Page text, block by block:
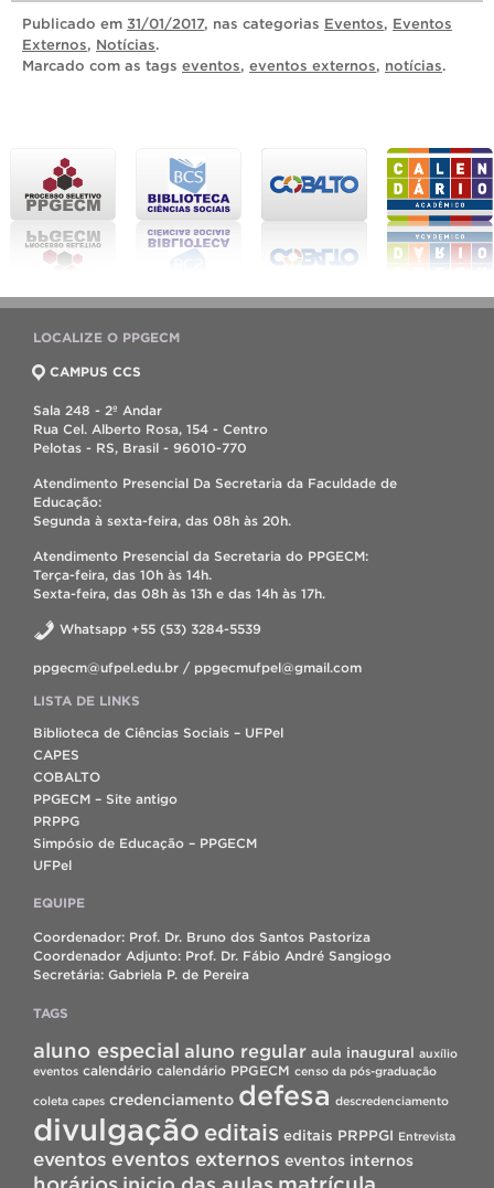
Publicado em 31/01/2017, nas categorias Eventos, Eventos
Externos, Notícias.
Marcado com as tags eventos, eventos externos, notícias.
LOCALIZE O PPGECM
CAMPUS CCS
Sala 248 - 2º Andar
Rua Cel. Alberto Rosa, 154 - Centro
Pelotas - RS, Brasil - 96010-770
Atendimento Presencial Da Secretaria da Faculdade de
Educação:
Segunda à sexta-feira, das 08h às 20h.
Atendimento Presencial da Secretaria do PPGECM:
Terça-feira, das 10h às 14h.
Sexta-feira, das 08h às 13h e das 14h às 17h.
Whatsapp +55 (53) 3284-5539
ppgecm@ufpel.edu.br / ppgecmufpel@gmail.com
LISTA DE LINKS
Biblioteca de Ciências Sociais – UFPel
CAPES
COBALTO
PPGECM – Site antigo
PRPPG
Simpósio de Educação – PPGECM
UFPel
EQUIPE
Coordenador: Prof. Dr. Bruno dos Santos Pastoriza
Coordenador Adjunto: Prof. Dr. Fábio André Sangiogo
Secretária: Gabriela P. de Pereira
TAGS
aluno especial aluno regular aula inaugural auxílio
eventos calendário calendário PPGECM censo da pós-graduação
coleta capes credenciamento defesa descredenciamento
divulgação editais editais PRPPGI Entrevista
eventos eventos externos eventos internos